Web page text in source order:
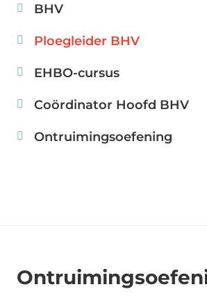
BHV
Ploegleider BHV
EHBO-cursus
Coördinator Hoofd BHV
Ontruimingsoefening